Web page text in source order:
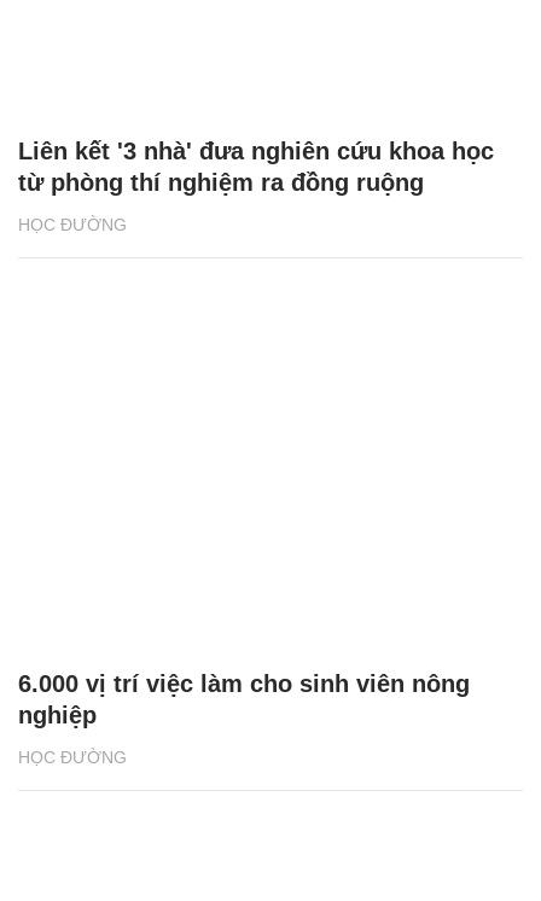
HỌC ĐƯỜNG
Liên kết '3 nhà' đưa nghiên cứu khoa học
từ phòng thí nghiệm ra đồng ruộng
HỌC ĐƯỜNG
6.000 vị trí việc làm cho sinh viên nông
nghiệp